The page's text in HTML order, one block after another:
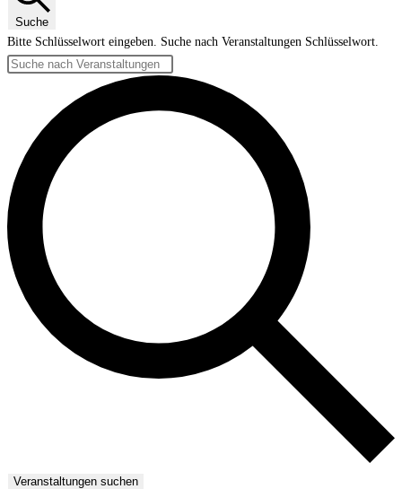
Suche
Bitte Schlüsselwort eingeben. Suche nach Veranstaltungen Schlüsselwort.
Veranstaltungen suchen